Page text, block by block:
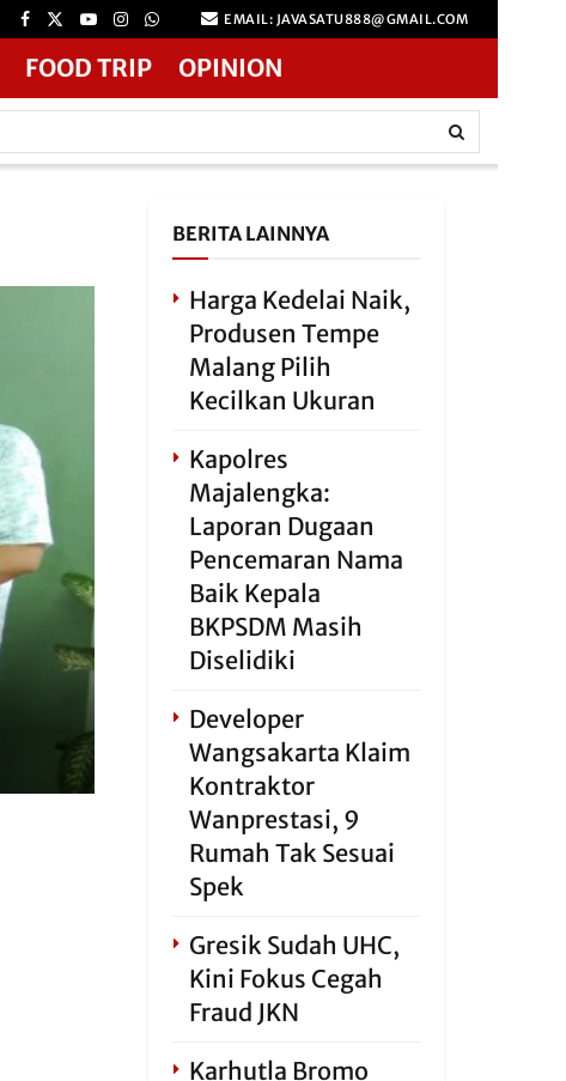
EMAIL: JAVASATU888@GMAIL.COM
FOOD TRIP OPINION
BERITA LAINNYA
Harga Kedelai Naik,
Produsen Tempe
Malang Pilih
Kecilkan Ukuran
Kapolres
Majalengka:
Laporan Dugaan
Pencemaran Nama
Baik Kepala
BKPSDM Masih
Diselidiki
Developer
Wangsakarta Klaim
Kontraktor
Wanprestasi, 9
Rumah Tak Sesuai
Spek
Gresik Sudah UHC,
Kini Fokus Cegah
Fraud JKN
Karhutla Bromo